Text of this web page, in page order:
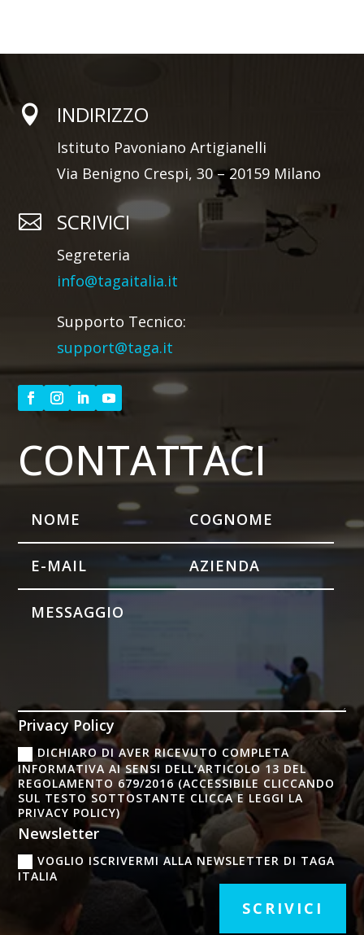
 INDIRIZZO
Istituto Pavoniano Artigianelli
Via Benigno Crespi, 30 – 20159 Milano
 SCRIVICI
Segreteria
info@tagaitalia.it
Supporto Tecnico:
support@taga.it
CONTATTACI
Privacy Policy
DICHIARO DI AVER RICEVUTO COMPLETA
INFORMATIVA AI SENSI DELL’ARTICOLO 13 DEL
REGOLAMENTO 679/2016 (ACCESSIBILE CLICCANDO
SUL TESTO SOTTOSTANTE CLICCA E LEGGI LA
PRIVACY POLICY)
Newsletter
VOGLIO ISCRIVERMI ALLA NEWSLETTER DI TAGA
ITALIA
SCRIVICI